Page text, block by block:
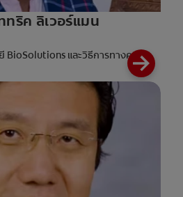
ริค ลิเวอร์แมน
BioSolutions และวิธีการทางค